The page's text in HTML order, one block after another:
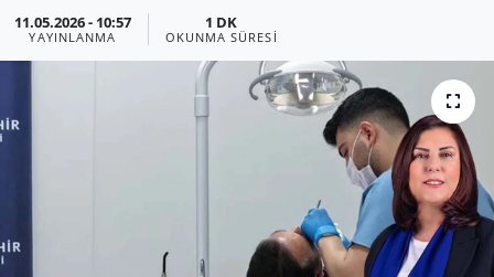
11.05.2026 - 10:57
YAYINLANMA
1 DK
OKUNMA SÜRESI
Politika